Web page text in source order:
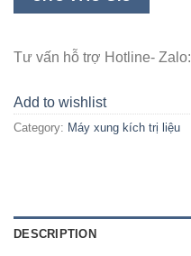
trị
T501-
B
Tư vấn hỗ trợ Hotline- Zalo:
Add to wishlist
Category: Máy xung kích trị liệu
DESCRIPTION